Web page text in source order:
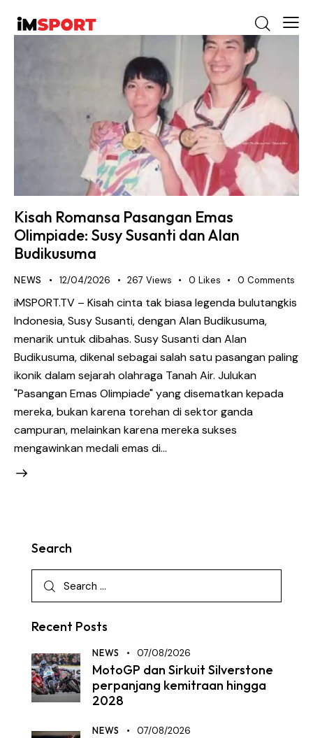
Kisah Romansa Pasangan Emas
Olimpiade: Susy Susanti dan Alan
Budikusuma
NEWS 12/04/2026 267 Views 0 Likes 0 Comments
iMSPORT.TV – Kisah cinta tak biasa legenda bulutangkis
Indonesia, Susy Susanti, dengan Alan Budikusuma,
menarik untuk dibahas. Susy Susanti dan Alan
Budikusuma, dikenal sebagai salah satu pasangan paling
ikonik dalam sejarah olahraga Tanah Air. Julukan
"Pasangan Emas Olimpiade" yang disematkan kepada
mereka, bukan karena torehan di sektor ganda
campuran, melainkan karena mereka sukses
mengawinkan medali emas di…
Search
Recent Posts
NEWS 07/08/2026
MotoGP dan Sirkuit Silverstone
perpanjang kemitraan hingga
2028
NEWS 07/08/2026